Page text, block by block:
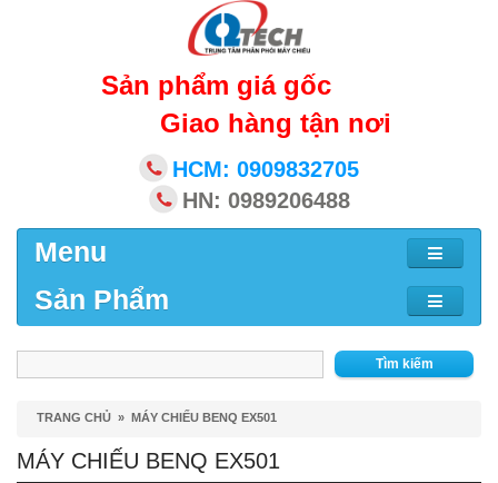
Sản phẩm giá gốc
Giao hàng tận nơi
HCM: 0909832705
HN: 0989206488
Menu
Sản Phẩm
Tìm kiếm
TRANG CHỦ » MÁY CHIẾU BENQ EX501
MÁY CHIẾU BENQ EX501